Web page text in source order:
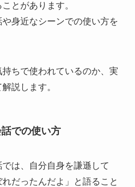
とがあります。
身近なシーンでの使い方を
ちで使われているのか、実
説します。
での使い方
は、自分自身を謙遜して
れだったんだよ」と語ること